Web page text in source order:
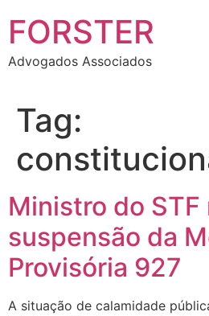
FORSTER
Advogados Associados
Tag:
Ministro do STF
suspensão da
Provisória 927
A situação de calamidade